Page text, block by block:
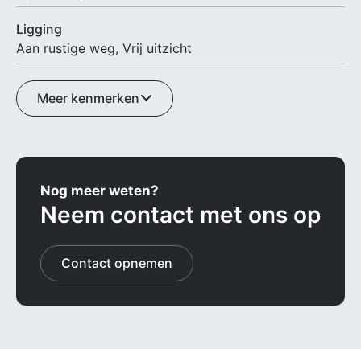
Ligging
Aan rustige weg, Vrij uitzicht
Meer kenmerken
Nog meer weten?
Neem contact met ons op
Contact opnemen